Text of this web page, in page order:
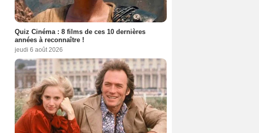
Quiz Cinéma : 8 films de ces 10 dernières
années à reconnaître !
jeudi 6 août 2026